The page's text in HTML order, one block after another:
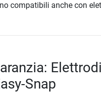
compatibili anche con
Snap